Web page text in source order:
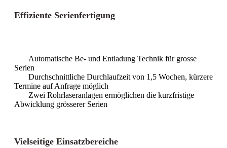
Effiziente Serienfertigung
Automatische Be- und Entladung Technik für grosse
Serien
Durchschnittliche Durchlaufzeit von 1,5 Wochen, kürzere
Termine auf Anfrage möglich
Zwei Rohrlaseranlagen ermöglichen die kurzfristige
Abwicklung grösserer Serien
Vielseitige Einsatzbereiche